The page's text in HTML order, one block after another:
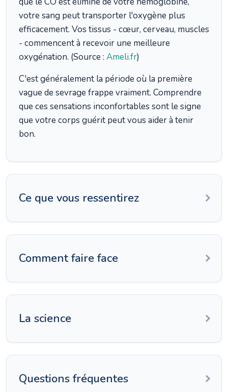
votre sang peut transporter l'oxygène plus
efficacement. Vos tissus - cœur, cerveau, muscles
- commencent à recevoir une meilleure
oxygénation. (Source : Ameli.fr)
C'est généralement la période où la première
vague de sevrage frappe vraiment. Comprendre
que ces sensations inconfortables sont le signe
que votre corps guérit peut vous aider à tenir
bon.
Ce que vous ressentirez
Comment faire face
La science
Questions fréquentes